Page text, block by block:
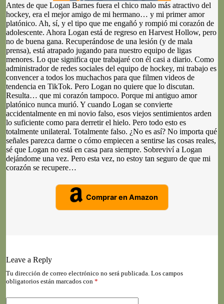
Antes de que Logan Barnes fuera el chico malo más atractivo del
hockey, era el mejor amigo de mi hermano… y mi primer amor
platónico. Ah, sí, y el tipo que me engañó y rompió mi corazón de
adolescente. Ahora Logan está de regreso en Harvest Hollow, pero
no de buena gana. Recuperándose de una lesión (y de mala
prensa), está atrapado jugando para nuestro equipo de ligas
menores. Lo que significa que trabajaré con él casi a diario. Como
administrador de redes sociales del equipo de hockey, mi trabajo es
convencer a todos los muchachos para que filmen videos de
tendencia en TikTok. Pero Logan no quiere que lo discutan.
Resulta… que mi corazón tampoco. Porque mi antiguo amor
platónico nunca murió. Y cuando Logan se convierte
accidentalmente en mi novio falso, esos viejos sentimientos arden
lo suficiente como para derretir el hielo. Pero todo esto es
totalmente unilateral. Totalmente falso. ¿No es así? No importa qué
señales parezca darme o cómo empiecen a sentirse las cosas reales,
sé que Logan no está en casa para siempre. Sobreviví a Logan
dejándome una vez. Pero esta vez, no estoy tan seguro de que mi
corazón se recupere…
Comprar en Amazon
Leave a Reply
Tu dirección de correo electrónico no será publicada. Los campos
obligatorios están marcados con *